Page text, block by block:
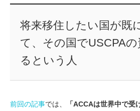
将来移住したい国が既
て、その国でUSCPA
るという人
前回の記事では、
「ACCAは世界中で